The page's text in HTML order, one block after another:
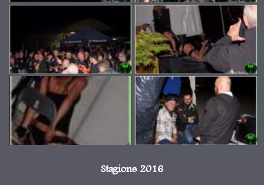
Stagione 2016